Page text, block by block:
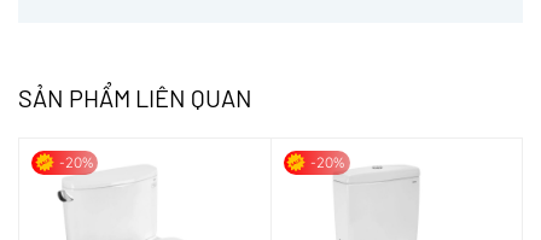
SẢN PHẨM LIÊN QUAN
-20% -20%